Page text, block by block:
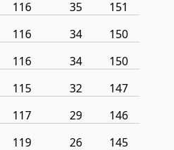
116 35
151
116 34
150
116 34
150
115 32
147
117 29
146
119 26 145